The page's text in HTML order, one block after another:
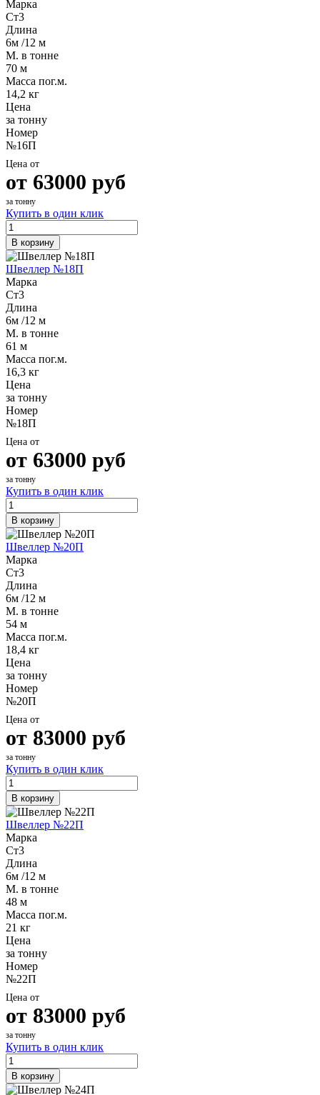
Марка
Ст3
Длина
6м /12 м
М. в тонне
70 м
Масса пог.м.
14,2 кг
Цена
за тонну
Номер
№16П
Цена от
от 63000 руб
за тонну
Купить в один клик
В корзину
Швеллер №18П
Марка
Ст3
Длина
6м /12 м
М. в тонне
61 м
Масса пог.м.
16,3 кг
Цена
за тонну
Номер
№18П
Цена от
от 63000 руб
за тонну
Купить в один клик
В корзину
Швеллер №20П
Марка
Ст3
Длина
6м /12 м
М. в тонне
54 м
Масса пог.м.
18,4 кг
Цена
за тонну
Номер
№20П
Цена от
от 83000 руб
за тонну
Купить в один клик
В корзину
Швеллер №22П
Марка
Ст3
Длина
6м /12 м
М. в тонне
48 м
Масса пог.м.
21 кг
Цена
за тонну
Номер
№22П
Цена от
от 83000 руб
за тонну
Купить в один клик
В корзину